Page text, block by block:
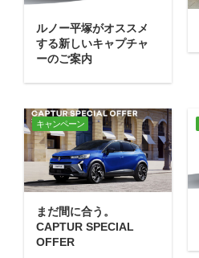
ルノー平塚がオススメ
する新しいキャプチャ
ーのご案内
キャンペーン
まだ間に合う。
CAPTUR SPECIAL
OFFER